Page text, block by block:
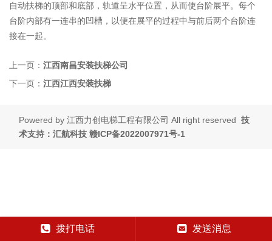
自动扶梯的顶部和底部，轨道呈水平位置，从而使台阶展平。每个
台阶内部有一连串的凹槽，以便在展平的过程中与前后两个台阶连
接在一起。
上一页： 江西南昌安装扶梯公司
下一页： 江西江西安装扶梯
Powered by江西力创电梯工程有限公司 All right reserved技
术支持：汇航科技赣ICP备2022007971号-1
拨打电话 发送消息